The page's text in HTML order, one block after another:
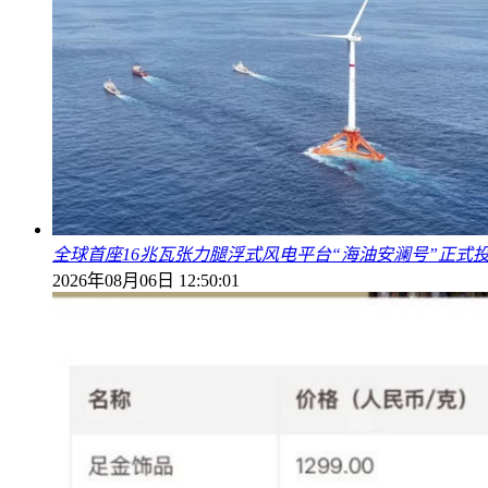
全球首座16兆瓦张力腿浮式风电平台“海油安澜号”正式
2026年08月06日 12:50:01